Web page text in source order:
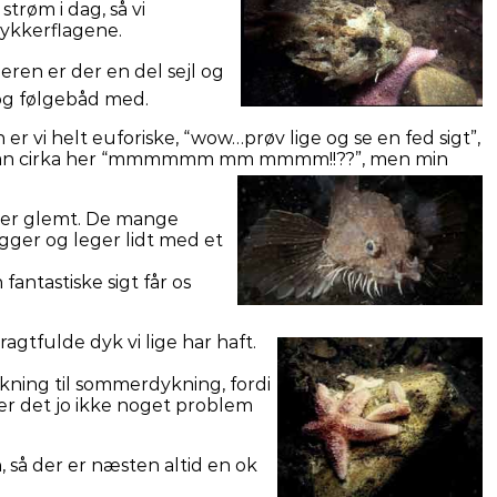
i dag, så vi
er der en del sejl og
følgebåd med.
vi helt euforiske, “wow…prøv lige og se en fed sigt”,
her “mmmmmm mm mmmm!!??”, men min
glemt. De mange
og leger lidt med et
sigt får os
dyk vi lige har haft.
til sommerdykning, fordi
det jo ikke noget problem
så der er næsten altid en ok